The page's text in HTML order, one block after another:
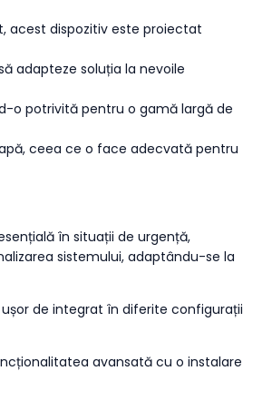
acest dispozitiv este proiectat
adapteze soluția la nevoile
o potrivită pentru o gamă largă de
ceea ce o face adecvată pentru
în situații de urgență,
sistemului, adaptându-se la
de integrat în diferite configurații
avansată cu o instalare